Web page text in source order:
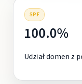
SPF
100.0%
Udział domen z